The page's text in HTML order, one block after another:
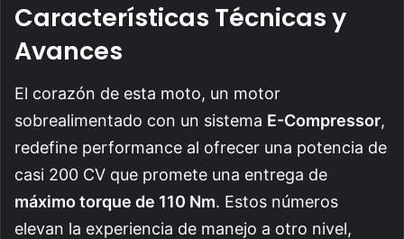
Características Técnicas y
Avances
El corazón de esta moto, un motor
sobrealimentado con un sistema E-Compressor,
redefine performance al ofrecer una potencia de
casi 200 CV que promete una entrega de
máximo torque de 110 Nm. Estos números
elevan la experiencia de manejo a otro nivel,